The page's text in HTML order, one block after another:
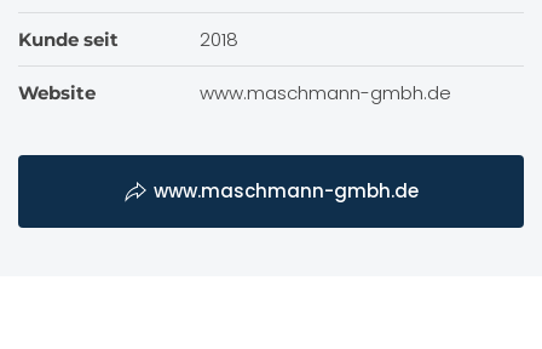
Kunde seit 2018
Website www.maschmann-gmbh.de
www.maschmann-gmbh.de